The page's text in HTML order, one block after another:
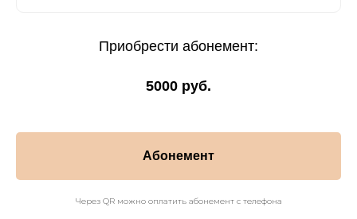
Приобрести абонемент:
5000 руб.
Абонемент
Через QR можно оплатить абонемент с телефона